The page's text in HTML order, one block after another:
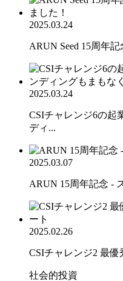
2025.03.24
ARUN Seed 15周年
2025.03.24
CSIチャレンジ6の起
ディ...
2025.03.07
ARUN 15周年記念 -
2025.02.26
CSIチャレンジ2 最
社会的投資